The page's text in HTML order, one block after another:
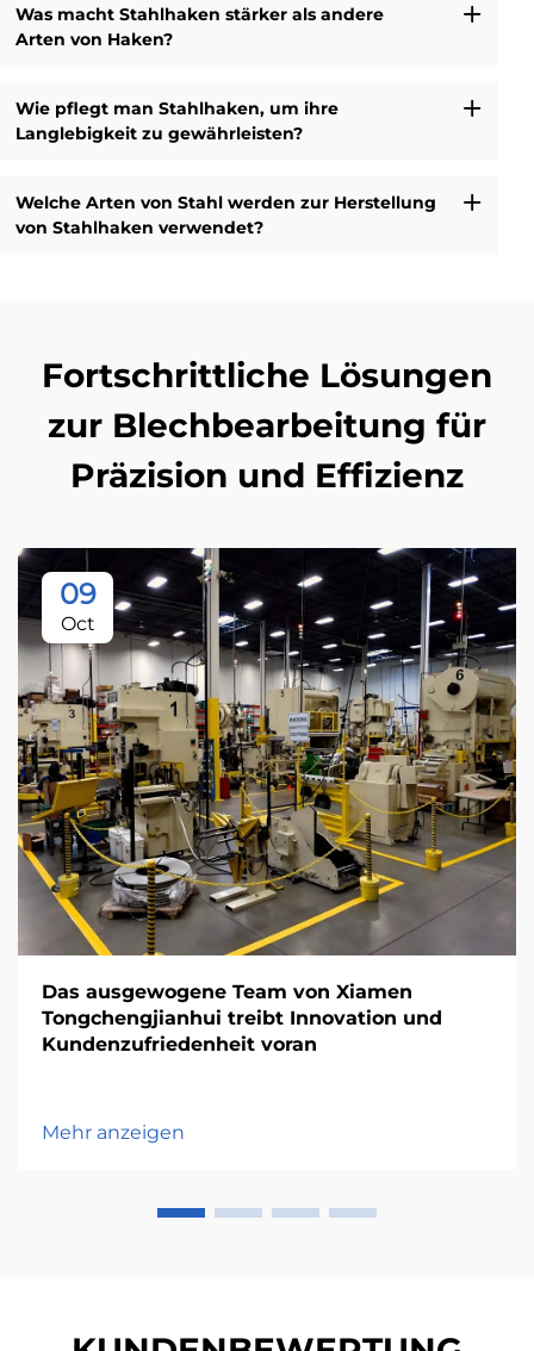
Was macht Stahlhaken stärker als andere
Arten von Haken?
Wie pflegt man Stahlhaken, um ihre
Langlebigkeit zu gewährleisten?
Welche Arten von Stahl werden zur Herstellung
von Stahlhaken verwendet?
Fortschrittliche Lösungen
zur Blechbearbeitung für
Präzision und Effizienz
09
Oct
Das ausgewogene Team von Xiamen
Tongchengjianhui treibt Innovation und
Kundenzufriedenheit voran
Mehr anzeigen